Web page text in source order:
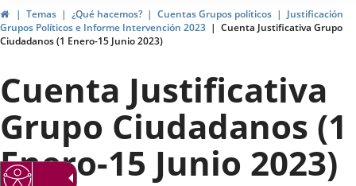
Ayuntamiento
de
Valladolid
InicioTemas ¿Qué hacemos? Cuentas Grupos políticos
Justificación
Grupos Políticos e Informe Intervención 2023
Cuenta Justificativa Grupo
Ciudadanos (1 Enero-15 Junio 2023)
Cuenta Justificativa
Grupo Ciudadanos (1
Enero-15 Junio 2023)